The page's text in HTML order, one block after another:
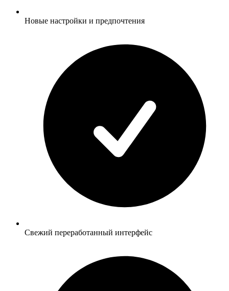
Новые настройки и предпочтения
Свежий переработанный интерфейс